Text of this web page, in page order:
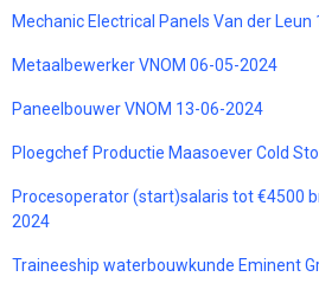
Mechanic Electrical Panels Van der
Metaalbewerker VNOM 06-05-2024
Paneelbouwer VNOM 13-06-2024
Ploegchef Productie Maasoever Cold
Procesoperator (start)salaris tot €4500
2024
Traineeship waterbouwkunde Eminent